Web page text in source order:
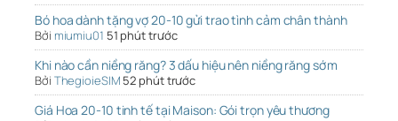
Bó hoa dành tặng vợ 20-10 gửi trao tình cảm chân thành
Bởi miumiu01 51 phút trước
Khi nào cần niềng răng? 3 dấu hiệu nên niềng răng sớm
Bởi ThegioieSIM 52 phút trước
Giá Hoa 20-10 tinh tế tại Maison: Gói trọn yêu thương